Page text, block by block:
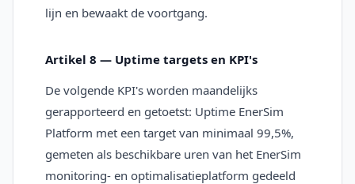
lijn en bewaakt de voortgang.
Artikel 8 — Uptime targets en KPI's
De volgende KPI's worden maandelijks
gerapporteerd en getoetst: Uptime EnerSim
Platform met een target van minimaal 99,5%,
gemeten als beschikbare uren van het EnerSim
monitoring- en optimalisatieplatform gedeeld